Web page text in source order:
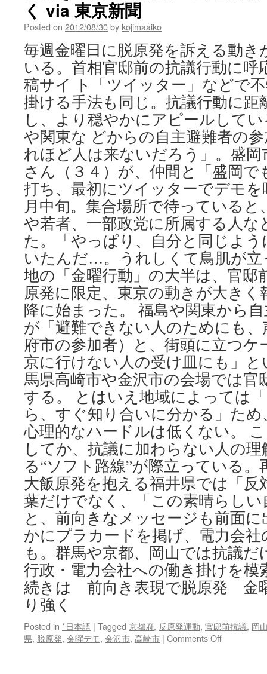
く via 東京新聞
Posted on 2012/08/30by kojimaaiko
毎週金曜日に脱原発を訴える動き
いる。首相官邸前の抗議行動に呼
稿サイ ト「ツイッター」などで
掛ける手法も同じ。抗議行動に距
し、より穏やかにアピールして
や関東な どからの自主避難者の
れほど人は来ないだろう」。盛
さん（３４）が、仲間と「盛岡
打ち、最初にツイッターでデモ
月中旬。集合場所で待っている
や若者、一部政党に所属する人な
た。「やっぱり、自分と同じよ
いたんだ…。うれしくて鳥肌が立
地の「金曜行動」の大半は、官邸
原発に限定、東京の動きが大き
降に始まった。 福島や関東から
が「避難できない人のためにも
府市の参加者）と、街頭に立つケ
京に行けない人の受け皿にも」
馬県高崎市や金沢市の会場では官
する。 とはいえ地域によっては
ら、すぐ知り合いに分かる」た
心理的なハードルは低くない。
してか、抗議に加わらない人の
る“ソフト路線”が際立っている
大飯原発を抱える福井県では「反
葉だけでなく、「この素晴らし
と、前向きなメッセージも前面
かにプラカードを掲げ、電力会
も。群馬や京都、岡山では抗議
行政・電力会社への働き掛けを
続きは 前向き表現で脱原発 金
り強く
Posted in *日本語 | Tagged 京都府, 反原発運動, 官邸前抗議, 岡
県, 脱原発, 金曜デモ, 金沢市, 高崎市 | Comments Offon